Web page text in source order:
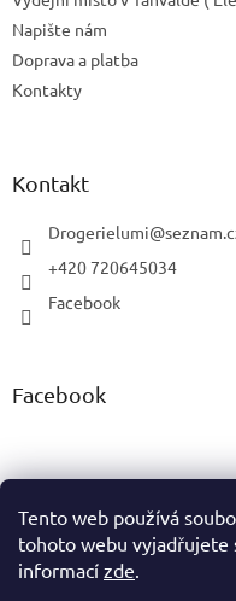
Tento web používá
tohoto webu vyjadřujete
informací zde.
Napište nám
Doprava a platba
Kontakty
Kontakt
Drogerielumi@
+420 720645034
Facebook
Facebook